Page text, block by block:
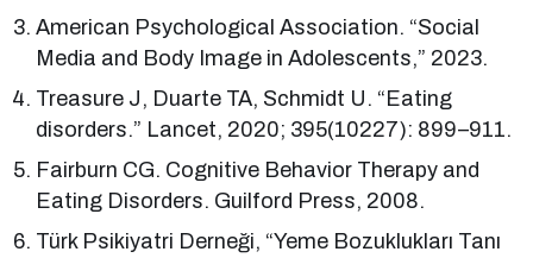
American Psychological Association. “Social
Media and Body Image in Adolescents,” 2023.
Treasure J, Duarte TA, Schmidt U. “Eating
disorders.” Lancet, 2020; 395(10227): 899–911.
Fairburn CG. Cognitive Behavior Therapy and
Eating Disorders. Guilford Press, 2008.
Türk Psikiyatri Derneği, “Yeme Bozuklukları Tanı